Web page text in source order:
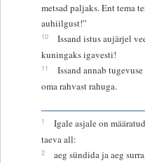
metsad paljaks. Ent tema
auhiilgust!”
10
Issand istus aujärjel
kuningaks igavesti!
11
Issand annab
oma rahvast rahuga.
1
Igale asjale on
taeva all:
2
aeg sündida ja aeg